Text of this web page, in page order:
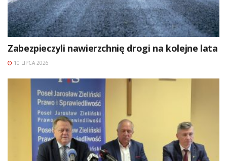
Zabezpieczyli nawierzchnię drogi na kolejne lata
10 LIPCA 2026